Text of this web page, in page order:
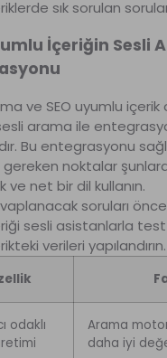
sık sorulan
İçeriğin Sesli
ve SEO uyumlu içerik
arama ile
Bu entegrasyonu
noktalar
ve net bir dil kullanın.
soruları
sesli asistanlarla
verileri yapılandırın.
odaklı
Arama
daha iyi